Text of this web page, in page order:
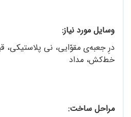
وسایل مورد نیاز:
درِ جعبه‌ی مقوّایی، نی پلاستیکی،
خط‌کش، مداد
مراحل ساخت: